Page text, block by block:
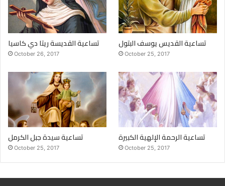
تساعية القديسة ريتا دي كاسيا
October 26, 2017
تساعية القديس يوسف البتول
October 25, 2017
تساعية سيدة جبل الكرمل
October 25, 2017
تساعية الرحمة الإلهية الكبيرة
October 25, 2017